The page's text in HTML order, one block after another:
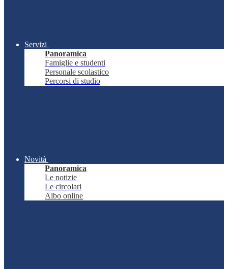
Servizi
Panoramica
Famiglie e studenti
Personale scolastico
Percorsi di studio
Novità
Panoramica
Le notizie
Le circolari
Albo online